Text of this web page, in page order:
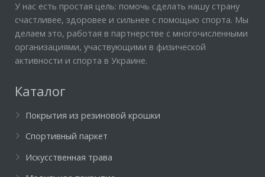
У нас есть простая цель: помочь сделать нашу страну
счастливее, здоровее и сильнее с помощью спорта. Мы
делаем это, работая в партнерстве с многочисленными
организациями, участвующими в физической
активности и спорта в Украине.
Каталог
Покрытия из резиновой крошки
Спортивный паркет
Искусственная трава